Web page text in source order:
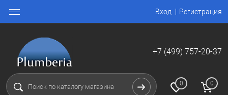
Вход Регистрация
+7 (499) 757-20-37
0 0